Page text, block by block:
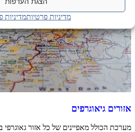
מדיניות פרטיותמדיניות
אזורים גיאוגרפים
מערכת הכולל מאפיינים של כל אזור